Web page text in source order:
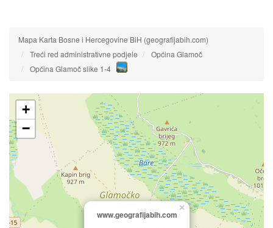
Mapa Karta Bosne i Hercegovine BiH (geografijabih.com)
Treći red administrativne podjele
Općina Glamoč
Općina Glamoč slike 1-4
www.geografijabih.com
×
+
−